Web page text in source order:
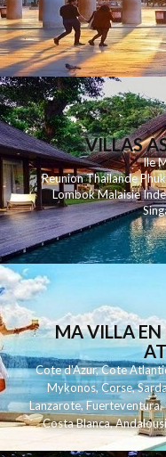
VILLAS
Ile
ReunionThailandePhuk
LombokMalaisieInde
MA VILLA EN
Cote d'Azur,Cote
Mykonos,Corse,
Lanzarote,Fuerteventura,
Costa Blanca,